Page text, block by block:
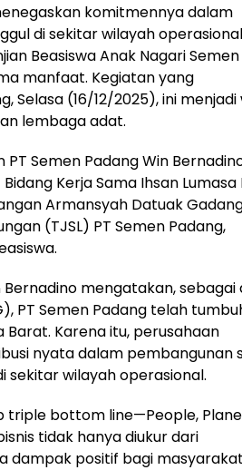
komitmennya dalam
di sekitar wilayah operasional
Beasiswa Anak Nagari Semen
manfaat. Kegiatan yang
Selasa (16/12/2025), ini menjadi
lembaga adat.
Semen Padang Win
Kerja Sama Ihsan Lumasa
Armansyah Datuak
(TJSL) PT Semen Padang,
mengatakan, sebagai
PT Semen Padang telah
Karena itu, perusahaan
nyata dalam pembangunan
sekitar wilayah operasional.
triple bottom line—People,
tidak hanya diukur dari
dampak positif bagi